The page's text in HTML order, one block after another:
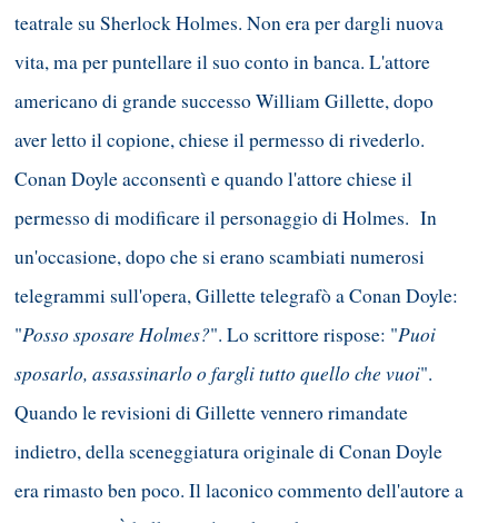
teatrale su Sherlock Holmes. Non era per dargli nuova
vita, ma per puntellare il suo conto in banca. L'attore
americano di grande successo William Gillette, dopo
aver letto il copione, chiese il permesso di rivederlo.
Conan Doyle acconsentì e quando l'attore chiese il
permesso di modificare il personaggio di Holmes. In
un'occasione, dopo che si erano scambiati numerosi
telegrammi sull'opera, Gillette telegrafò a Conan Doyle:
"Posso sposare Holmes?". Lo scrittore rispose: "Puoi
sposarlo, assassinarlo o fargli tutto quello che vuoi".
Quando le revisioni di Gillette vennero rimandate
indietro, della sceneggiatura originale di Conan Doyle
era rimasto ben poco. Il laconico commento dell'autore a